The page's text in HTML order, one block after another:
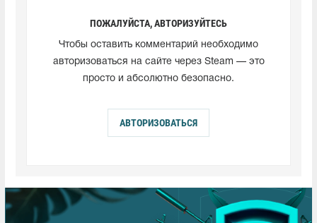
ПОЖАЛУЙСТА, АВТОРИЗУЙТЕСЬ
Чтобы оставить комментарий необходимо
авторизоваться на сайте через Steam — это
просто и абсолютно безопасно.
АВТОРИЗОВАТЬСЯ